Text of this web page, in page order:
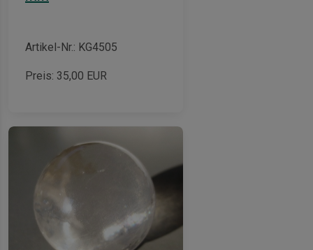
Artikel-Nr.: KG4505
Preis: 35,00 EUR